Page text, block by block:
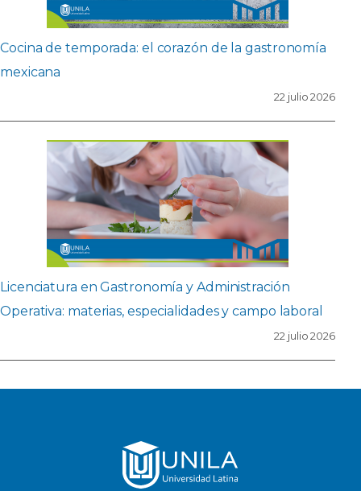
Cocina de temporada: el corazón de la gastronomía
mexicana
22 julio 2026
Licenciatura en Gastronomía y Administración
Operativa: materias, especialidades y campo laboral
22 julio 2026